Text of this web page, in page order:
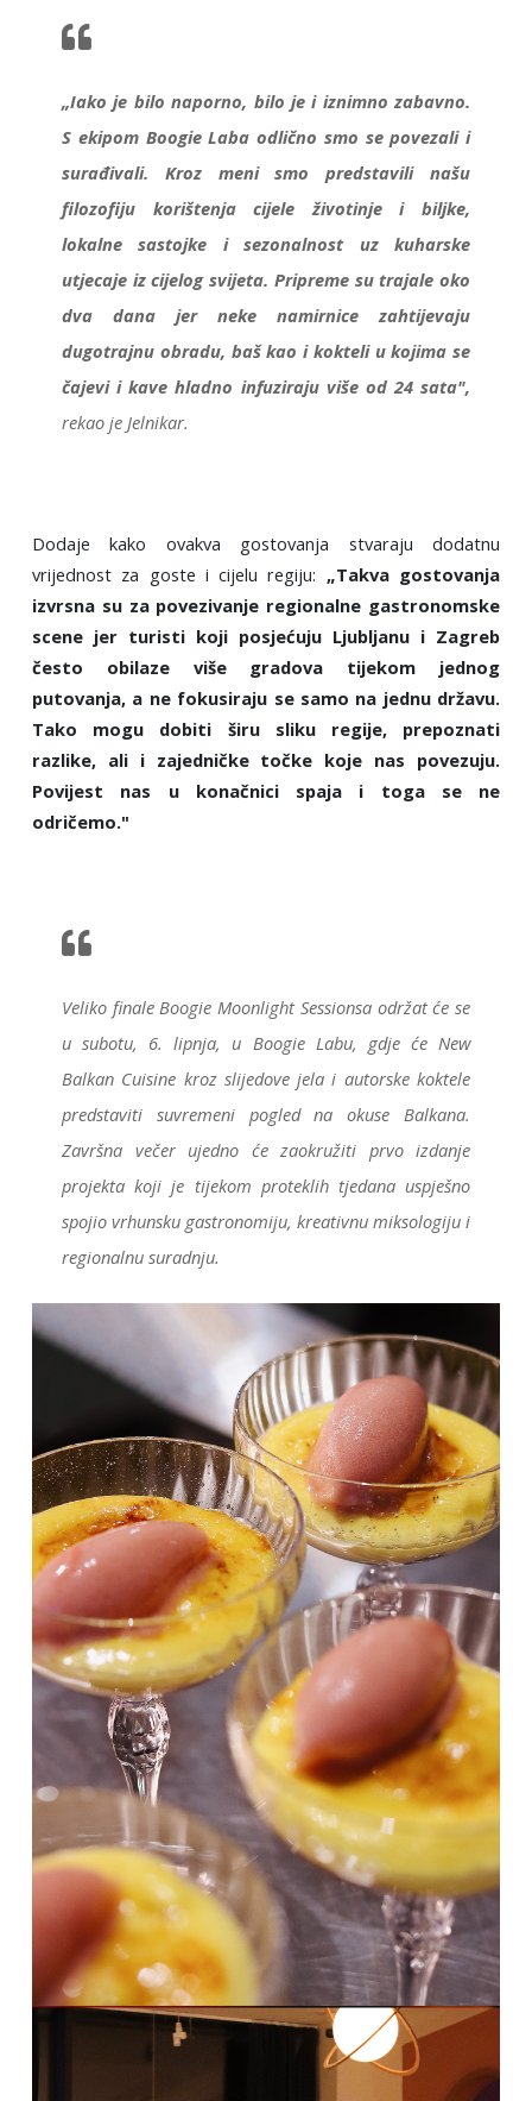
„Iako je bilo naporno, bilo je i iznimno zabavno.
S ekipom Boogie Laba odlično smo se povezali i
surađivali. Kroz meni smo predstavili našu
filozofiju korištenja cijele životinje i biljke,
lokalne sastojke i sezonalnost uz kuharske
utjecaje iz cijelog svijeta. Pripreme su trajale oko
dva dana jer neke namirnice zahtijevaju
dugotrajnu obradu, baš kao i kokteli u kojima se
čajevi i kave hladno infuziraju više od 24 sata",
rekao je Jelnikar.
Dodaje kako ovakva gostovanja stvaraju dodatnu
vrijednost za goste i cijelu regiju: „Takva gostovanja
izvrsna su za povezivanje regionalne gastronomske
scene jer turisti koji posjećuju Ljubljanu i Zagreb
često obilaze više gradova tijekom jednog
putovanja, a ne fokusiraju se samo na jednu državu.
Tako mogu dobiti širu sliku regije, prepoznati
razlike, ali i zajedničke točke koje nas povezuju.
Povijest nas u konačnici spaja i toga se ne
odričemo."
Veliko finale Boogie Moonlight Sessionsa održat će se
u subotu, 6. lipnja, u Boogie Labu, gdje će New
Balkan Cuisine kroz slijedove jela i autorske koktele
predstaviti suvremeni pogled na okuse Balkana.
Završna večer ujedno će zaokružiti prvo izdanje
projekta koji je tijekom proteklih tjedana uspješno
spojio vrhunsku gastronomiju, kreativnu miksologiju i
regionalnu suradnju.